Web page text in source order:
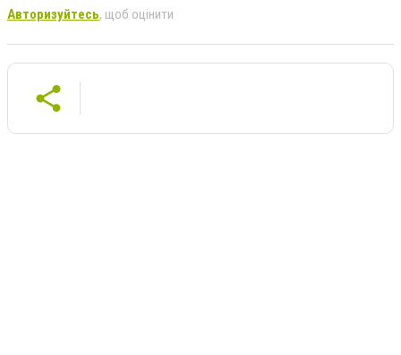
Авторизуйтесь, щоб оцінити